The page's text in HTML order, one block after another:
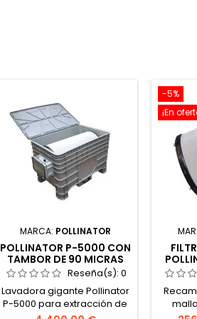
MARCA: POLLINATOR
POLLINATOR P-5000 CON
TAMBOR DE 90 MICRAS
Reseña(s): 0
Lavadora gigante Pollinator
P-5000 para extracción de
resina en seco La lavadora
-5%
¡En
resina